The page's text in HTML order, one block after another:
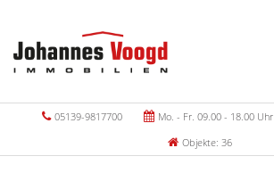
05139-9817700 Mo. - Fr. 09.00 - 18.00 Uhr
Objekte: 36